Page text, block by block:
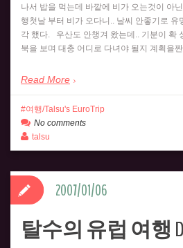
나서 밥을 먹는데 바깥에 비가 오는것이 아
행첫날 부터 비가 오다니.. 날씨 안좋기로 유
각 했다. 우산도 안챙겨 왔는데.. 기분이 확
북을 보며 대충 어디로 다녀야 될지 계획을
Read More
여행/Talsu's EuroTrip
No comments
talsu
탈수의 유럽 여행
2007/01/06